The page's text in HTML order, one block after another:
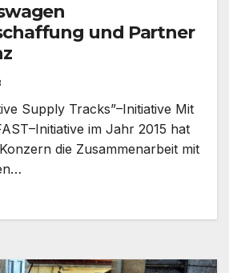
und Partner
Supply Tracks”–Initiative Mit
im Jahr 2015 hat
die Zusammenarbeit mit